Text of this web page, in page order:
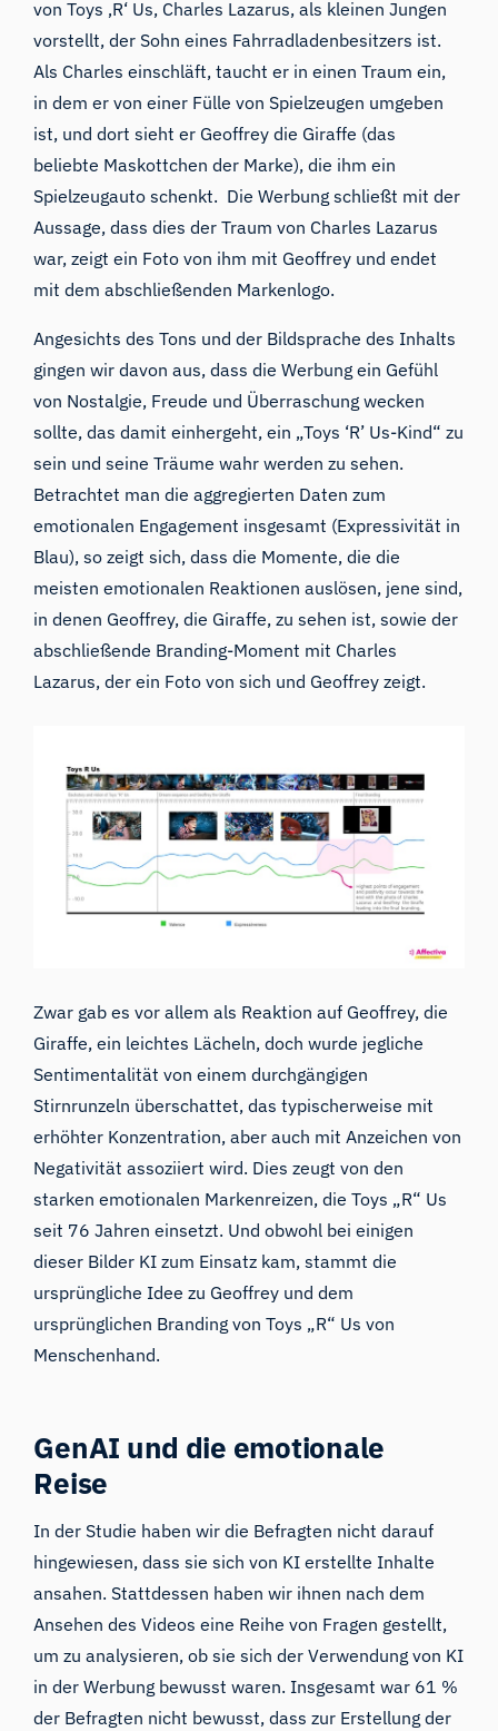
von Toys ‚R‘ Us, Charles Lazarus, als kleinen Jungen
vorstellt, der Sohn eines Fahrradladenbesitzers ist.
Als Charles einschläft, taucht er in einen Traum ein,
in dem er von einer Fülle von Spielzeugen umgeben
ist, und dort sieht er Geoffrey die Giraffe (das
beliebte Maskottchen der Marke), die ihm ein
Spielzeugauto schenkt. Die Werbung schließt mit der
Aussage, dass dies der Traum von Charles Lazarus
war, zeigt ein Foto von ihm mit Geoffrey und endet
mit dem abschließenden Markenlogo.
Angesichts des Tons und der Bildsprache des Inhalts
gingen wir davon aus, dass die Werbung ein Gefühl
von Nostalgie, Freude und Überraschung wecken
sollte, das damit einhergeht, ein „Toys ‘R’ Us-Kind“ zu
sein und seine Träume wahr werden zu sehen.
Betrachtet man die aggregierten Daten zum
emotionalen Engagement insgesamt (Expressivität in
Blau), so zeigt sich, dass die Momente, die die
meisten emotionalen Reaktionen auslösen, jene sind,
in denen Geoffrey, die Giraffe, zu sehen ist, sowie der
abschließende Branding-Moment mit Charles
Lazarus, der ein Foto von sich und Geoffrey zeigt.
Zwar gab es vor allem als Reaktion auf Geoffrey, die
Giraffe, ein leichtes Lächeln, doch wurde jegliche
Sentimentalität von einem durchgängigen
Stirnrunzeln überschattet, das typischerweise mit
erhöhter Konzentration, aber auch mit Anzeichen von
Negativität assoziiert wird. Dies zeugt von den
starken emotionalen Markenreizen, die Toys „R“ Us
seit 76 Jahren einsetzt. Und obwohl bei einigen
dieser Bilder KI zum Einsatz kam, stammt die
ursprüngliche Idee zu Geoffrey und dem
ursprünglichen Branding von Toys „R“ Us von
Menschenhand.
GenAI und die emotionale
Reise
In der Studie haben wir die Befragten nicht darauf
hingewiesen, dass sie sich von KI erstellte Inhalte
ansahen. Stattdessen haben wir ihnen nach dem
Ansehen des Videos eine Reihe von Fragen gestellt,
um zu analysieren, ob sie sich der Verwendung von KI
in der Werbung bewusst waren. Insgesamt war 61 %
der Befragten nicht bewusst, dass zur Erstellung der